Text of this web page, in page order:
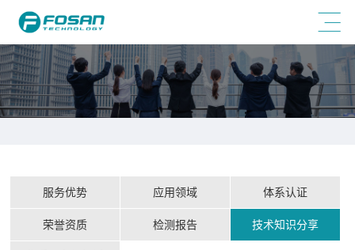
服务优势 应用领域 体系认证
荣誉资质 检测报告 技术知识分享